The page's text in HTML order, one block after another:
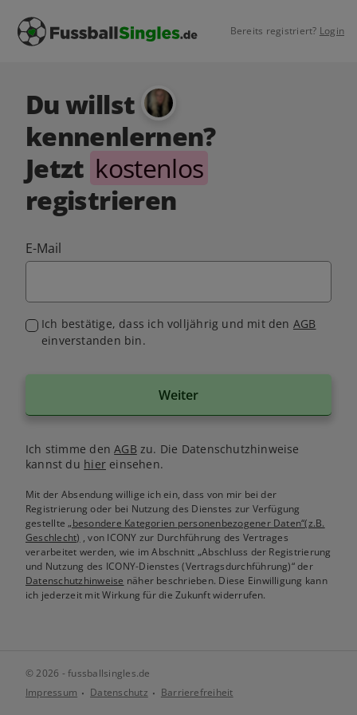
Bereits registriert? Login
Du willst
kennenlernen?
Jetzt kostenlos
registrieren
E-Mail
Ich bestätige, dass ich volljährig und mit den AGB
einverstanden bin.
Weiter
Ich stimme denAGB zu. Die Datenschutzhinweise
kannst du hiereinsehen.
Mit der Absendung willige ich ein, dass von mir bei der
Registrierung oder bei Nutzung des Dienstes zur Verfügung
gestellte„besondere Kategorien personenbezogener Daten“(z.B.
Geschlecht) , von ICONY zur Durchführung des Vertrages
verarbeitet werden, wie im Abschnitt „Abschluss der Registrierung
und Nutzung des ICONY-Dienstes (Vertragsdurchführung)“ der
Datenschutzhinweise näher beschrieben. Diese Einwilligung kann
ich jederzeit mit Wirkung für die Zukunft widerrufen.
© 2026 - fussballsingles.de
Impressum
Datenschutz Barrierefreiheit